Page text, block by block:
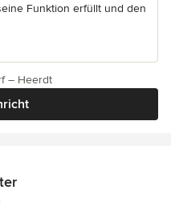
Funktion erfüllt und den
– Heerdt
5 Sternen